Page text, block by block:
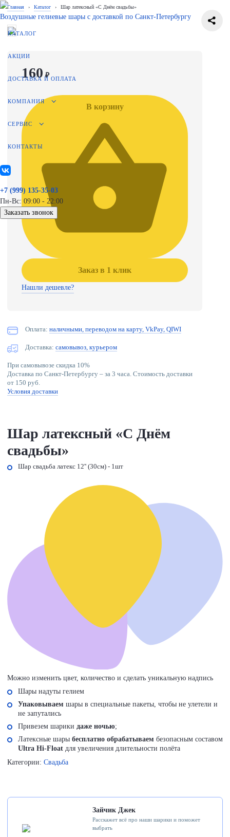
Воздушные гелиевые шары с доставкой по Санкт-Петербургу
КАТАЛОГ
АКЦИИ
ДОСТАВКА И ОПЛАТА
КОМПАНИЯ
СЕРВИС
КОНТАКТЫ
+7 (999) 135-35-03
Пн-Вс: 09:00 - 22:00
Заказать звонок
Главная › Каталог › Шар латексный «С Днём свадьбы»
Шар латексный «С Днём
свадьбы»
Шар свадьба латекс 12'' (30см) - 1шт
Можно изменить цвет, количество и сделать уникальную надпись
Шары надуты гелием
Упаковываем шары в специальные пакеты, чтобы не улетели и
не запутались
Привезем шарики даже ночью;
Латексные шары бесплатно обрабатываем безопасным составом
Ultra Hi-Float для увеличения длительности полёта
Категории: Свадьба
160 ₽
В корзину
Заказ в 1 клик
Нашли дешевле?
Оплата: наличными, переводом на карту, VkPay, QIWI
Доставка: самовывоз, курьером
При самовывозе скидка 10%
Доставка по Санкт-Петербургу – за 3 часа. Стоимость доставки
от 150 руб.
Условия доставки
Зайчик Джек
Расскажет всё про наши шарики и поможет
выбрать